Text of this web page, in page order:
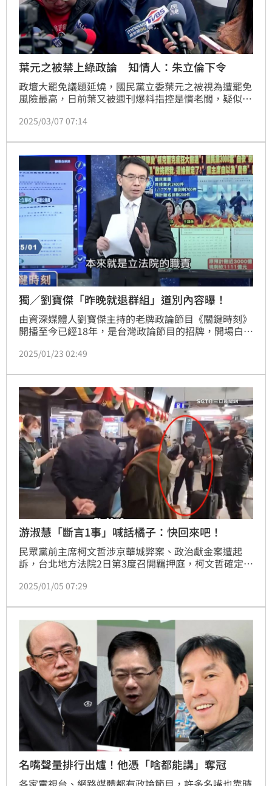
葉元之被禁上綠政論 知情人：朱立倫下令
政壇大罷免議題延燒，國民黨立委葉元之被視為遭罷免
風險最高，日前葉又被週刊爆料指控是慣老闆，疑似不
傳消息皆非事實，他對助理離世也非常震驚與不捨。不
停止接綠營政論節目的通告，務必加強地方經營。
2025/03/07 07:14
獨／劉寶傑「昨晚就退群組」道別內容曝！
由資深媒體人劉寶傑主持的老牌政論節目《關鍵時刻》
開播至今已經18年，是台灣政論節目的招牌，開場白鮮
劉寶傑」成為許多台灣人心中的記憶，沒想到今天（23
聞網》記者透露事件發生的經過。趙浩雲
2025/01/23 02:49
游淑慧「斷言1事」喊話橘子：快回來吧！
民眾黨前主席柯文哲涉京華城弊案、政治獻金案遭起
訴，台北地方法院2日第3度召開羈押庭，柯文哲確定再
許芷瑜幫忙拿走由妙天禪師贈的1千萬元捐款，引起眾
是「政治車手」，並強調車手的罪很輕，呼籲橘子快回
來。
2025/01/05 07:29
名嘴聲量排行出爐！他憑「啥都能講」奪冠